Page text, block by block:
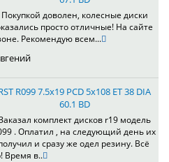
Покупкой доволен, колесные диски
просто отличные! На сайте
Рекомендую всем...
R099 7.5x19 PCD 5x108 ET 38 DIA
60.1 BD
комплект дисков r19 модель
. Оплатил , на следующий день их
и сразу же одел резину. Всё
Время в..